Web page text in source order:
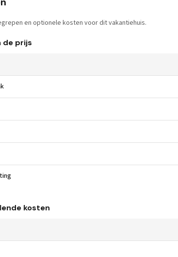
en optionele kosten voor dit vakantiehuis.
de prijs
kosten